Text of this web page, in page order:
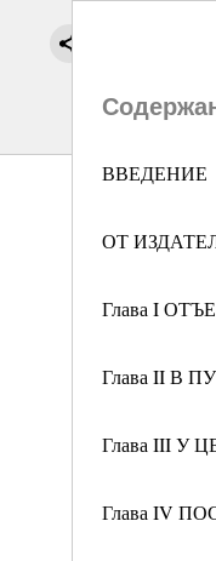
ВВЕДЕНИЕ
ОТ
Глава I
Глава II В
Глава III У
Глава IV